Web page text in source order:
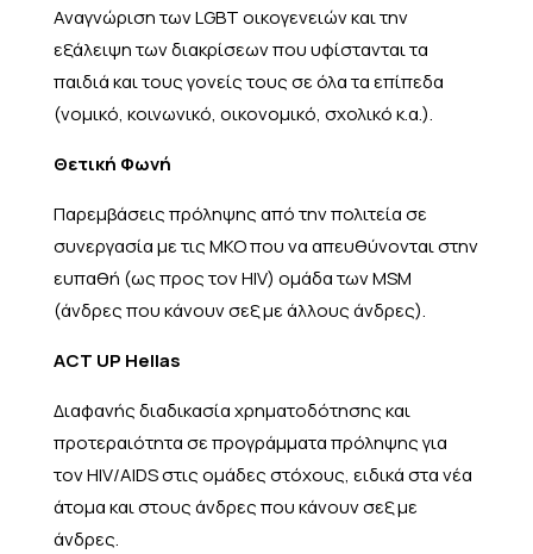
Αναγνώριση των LGBT οικογενειών και την
εξάλειψη των διακρίσεων που υφίστανται τα
παιδιά και τους γονείς τους σε όλα τα επίπεδα
(νομικό, κοινωνικό, οικονομικό, σχολικό κ.α.).
Θετική Φωνή
Παρεμβάσεις πρόληψης από την πολιτεία σε
συνεργασία με τις ΜΚΟ που να απευθύνονται στην
ευπαθή (ως προς τον HIV) ομάδα των MSM
(άνδρες που κάνουν σεξ με άλλους άνδρες).
ACT UP Hellas
Διαφανής διαδικασία χρηματοδότησης και
προτεραιότητα σε προγράμματα πρόληψης για
τον HIV/AIDS στις ομάδες στόχους, ειδικά στα νέα
άτομα και στους άνδρες που κάνουν σεξ με
άνδρες.